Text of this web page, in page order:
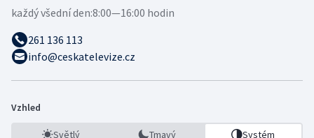
každý všední den:8:00—16:00 hodin
261 136 113
info@ceskatelevize.cz
Vzhled
Světlý Tmavý Systém